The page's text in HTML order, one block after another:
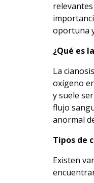
oportuna
¿Qué es
La
oxígeno
y suele
flujo
anormal
Tipos de
Existen